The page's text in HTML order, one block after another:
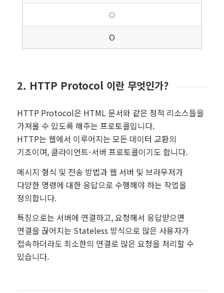
O
O
2. HTTP Protocol 이란 무엇인가?
HTTP Protocol은 HTML 문서와 같은 정적 리소스들을
가져올 수 있도록 해주는 프로토콜입니다.
HTTP는 웹에서 이루어지는 모든 데이터 교환의
기초이며, 클라이언트-서버 프로토콜이기도 합니다.
메시지 형식 및 전송 방법과 웹 서버 및 브라우저가
다양한 명령에 대한 응답으로 수행해야 하는 작업을
정의합니다.
특징으로는 서버에 연결하고, 요청해서 응답받으면
연결을 끊어지는 Stateless 방식으로 많은 사용자가
접속하더라도 최소한의 연결로 많은 요청을 처리할 수
있습니다.